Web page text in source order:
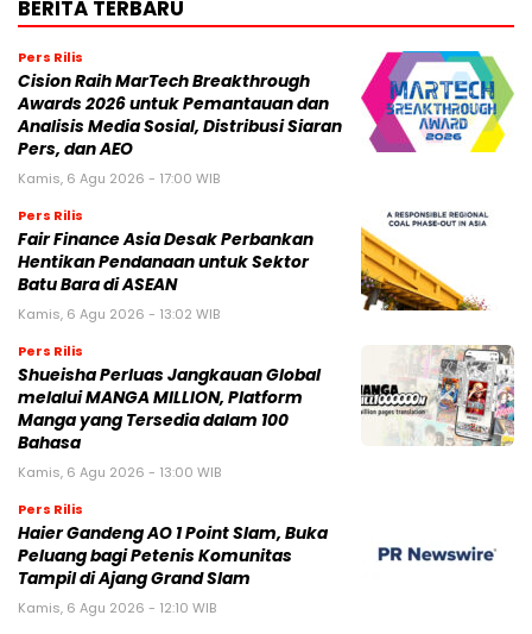
BERITA TERBARU
Pers Rilis
Cision Raih MarTech Breakthrough
Awards 2026 untuk Pemantauan dan
Analisis Media Sosial, Distribusi Siaran
Pers, dan AEO
Kamis, 6 Agu 2026 - 17:00 WIB
Pers Rilis
Fair Finance Asia Desak Perbankan
Hentikan Pendanaan untuk Sektor
Batu Bara di ASEAN
Kamis, 6 Agu 2026 - 13:02 WIB
Pers Rilis
Shueisha Perluas Jangkauan Global
melalui MANGA MILLION, Platform
Manga yang Tersedia dalam 100
Bahasa
Kamis, 6 Agu 2026 - 13:00 WIB
Pers Rilis
Haier Gandeng AO 1 Point Slam, Buka
Peluang bagi Petenis Komunitas
Tampil di Ajang Grand Slam
Kamis, 6 Agu 2026 - 12:10 WIB